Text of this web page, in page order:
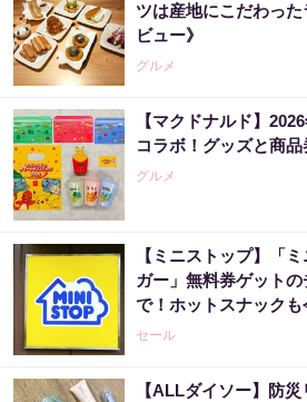
ツは産地にこだわっ
ビュー》
グルメ
【マクドナルド】
コラボ！グッズと商品
グルメ
【ミニストップ】「
ガー」無料券ゲット
で！ホットスナックも
セール
【ALLダイソー】防